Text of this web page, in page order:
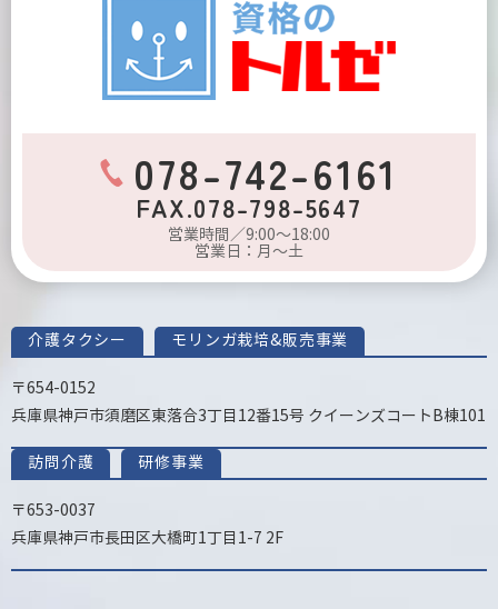
078-742-6161
FAX.078-798-5647
営業時間／9:00～18:00
営業日：月～土
介護タクシー モリンガ栽培&販売事業
〒654-0152
兵庫県神戸市須磨区東落合3丁目12番15号 クイーンズコートB棟101
訪問介護 研修事業
〒653-0037
兵庫県神戸市長田区大橋町1丁目1-7 2F